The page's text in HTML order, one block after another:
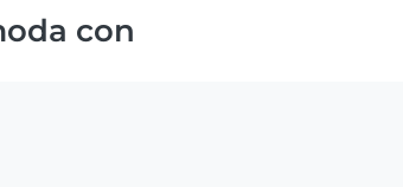
con